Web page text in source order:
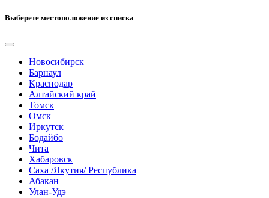
Выберете местоположение из списка
Новосибирск
Барнаул
Краснодар
Алтайский край
Томск
Омск
Иркутск
Бодайбо
Чита
Хабаровск
Саха /Якутия/ Республика
Абакан
Улан-Удэ